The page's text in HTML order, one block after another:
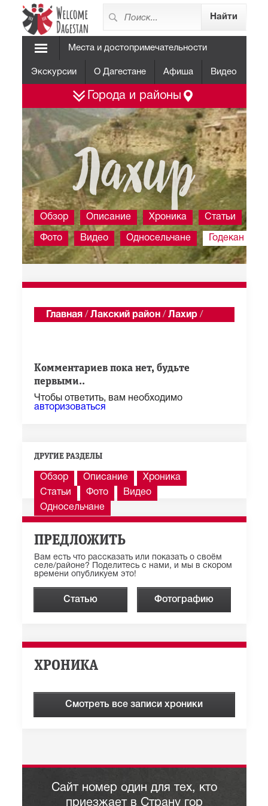
Места и достопримечательности
Экскурсии О Дагестане Афиша Видео
Города и районы
Лахир
Обзор Описание Хроника Статьи
Фото Видео Односельчане Годекан
Главная / Лакский район / Лахир /
Показать последние 100 из 1 285 сообщений
Комментариев пока нет, будьте
первыми..
Чтобы ответить, вам необходимо
авторизоваться
ДРУГИЕ РАЗДЕЛЫ
Обзор Описание
Хроника
Статьи
Фото
Видео
Односельчане
ПРЕДЛОЖИТЬ
Вам есть что рассказать или показать о своём
селе/районе? Поделитесь с нами, и мы в скором
времени опубликуем это!
Статью Фотографию
ХРОНИКА
Смотреть все записи хроники
Сайт номер один для тех, кто
приезжает в Страну гор